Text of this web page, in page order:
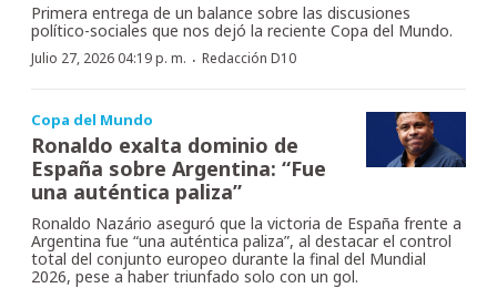
Primera entrega de un balance sobre las discusiones
político-sociales que nos dejó la reciente Copa del Mundo.
Julio 27, 2026 04:19 p. m. · Redacción D10
Copa del Mundo
Ronaldo exalta dominio de
España sobre Argentina: “Fue
una auténtica paliza”
Ronaldo Nazário aseguró que la victoria de España frente a
Argentina fue “una auténtica paliza”, al destacar el control
total del conjunto europeo durante la final del Mundial
2026, pese a haber triunfado solo con un gol.